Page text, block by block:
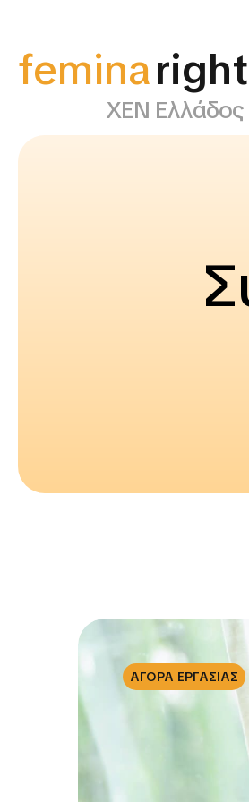
femina
supportlab